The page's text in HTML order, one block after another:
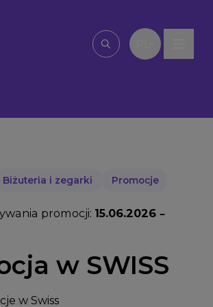
Wpisz, czego
Biżuteria i zegarki Promocje
promocji: 15.06.2026 –
w SWISS
w Swiss